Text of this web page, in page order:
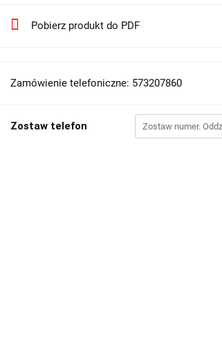
Pobierz produkt do PDF
Zamówienie telefoniczne: 573207860
Zostaw telefon